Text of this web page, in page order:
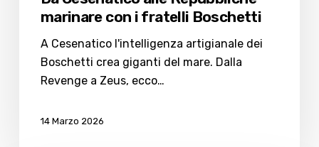
marinare con i fratelli Boschetti
A Cesenatico l'intelligenza artigianale dei
Boschetti crea giganti del mare. Dalla
Revenge a Zeus, ecco…
14 Marzo 2026